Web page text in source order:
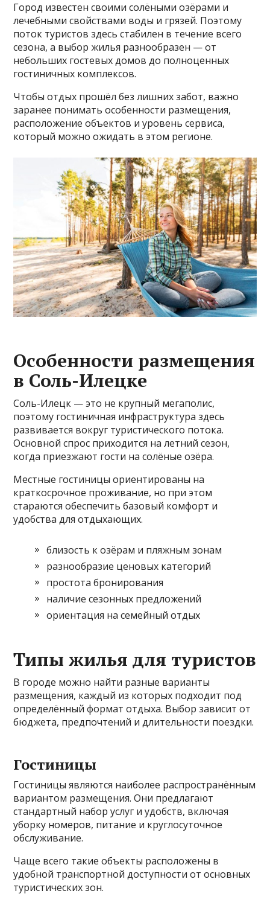
Город известен своими солёными озёрами и
лечебными свойствами воды и грязей. Поэтому
поток туристов здесь стабилен в течение всего
сезона, а выбор жилья разнообразен — от
небольших гостевых домов до полноценных
гостиничных комплексов.
Чтобы отдых прошёл без лишних забот, важно
заранее понимать особенности размещения,
расположение объектов и уровень сервиса,
который можно ожидать в этом регионе.
Особенности размещения
в Соль-Илецке
Соль-Илецк — это не крупный мегаполис,
поэтому гостиничная инфраструктура здесь
развивается вокруг туристического потока.
Основной спрос приходится на летний сезон,
когда приезжают гости на солёные озёра.
Местные гостиницы ориентированы на
краткосрочное проживание, но при этом
стараются обеспечить базовый комфорт и
удобства для отдыхающих.
близость к озёрам и пляжным зонам
разнообразие ценовых категорий
простота бронирования
наличие сезонных предложений
ориентация на семейный отдых
Типы жилья для туристов
В городе можно найти разные варианты
размещения, каждый из которых подходит под
определённый формат отдыха. Выбор зависит от
бюджета, предпочтений и длительности поездки.
Гостиницы
Гостиницы являются наиболее распространённым
вариантом размещения. Они предлагают
стандартный набор услуг и удобств, включая
уборку номеров, питание и круглосуточное
обслуживание.
Чаще всего такие объекты расположены в
удобной транспортной доступности от основных
туристических зон.